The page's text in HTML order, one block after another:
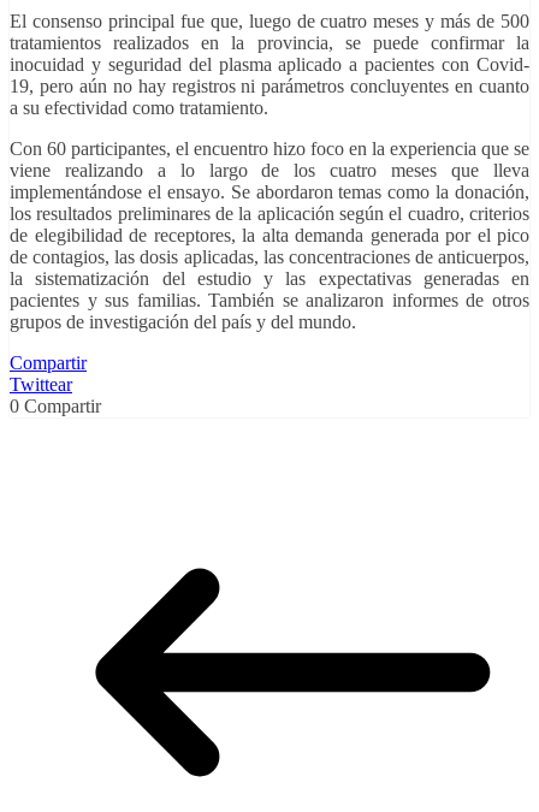
El consenso principal fue que, luego de cuatro meses y más de 500
tratamientos realizados en la provincia, se puede confirmar la
inocuidad y seguridad del plasma aplicado a pacientes con Covid-
19, pero aún no hay registros ni parámetros concluyentes en cuanto
a su efectividad como tratamiento.
Con 60 participantes, el encuentro hizo foco en la experiencia que se
viene realizando a lo largo de los cuatro meses que lleva
implementándose el ensayo. Se abordaron temas como la donación,
los resultados preliminares de la aplicación según el cuadro, criterios
de elegibilidad de receptores, la alta demanda generada por el pico
de contagios, las dosis aplicadas, las concentraciones de anticuerpos,
la sistematización del estudio y las expectativas generadas en
pacientes y sus familias. También se analizaron informes de otros
grupos de investigación del país y del mundo.
Compartir
Twittear
0 Compartir